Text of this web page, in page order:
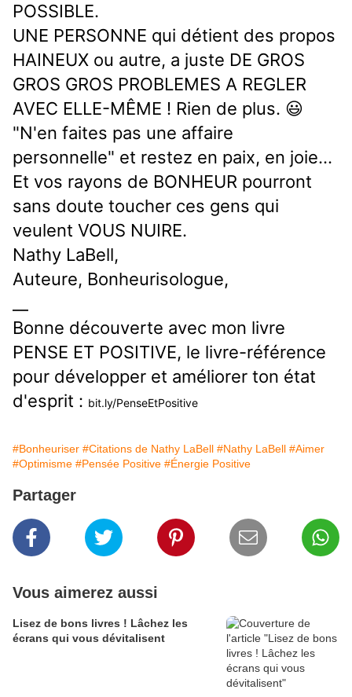
POSSIBLE.
UNE PERSONNE qui détient des propos
HAINEUX ou autre, a juste DE GROS
GROS GROS PROBLEMES A REGLER
AVEC ELLE-MÊME ! Rien de plus. 😃
"N'en faites pas une affaire
personnelle" et restez en paix, en joie...
Et vos rayons de BONHEUR pourront
sans doute toucher ces gens qui
veulent VOUS NUIRE.
Nathy LaBell,
Auteure, Bonheurisologue,
Bonne découverte avec mon livre
PENSE ET POSITIVE, le livre-référence
pour développer et améliorer ton état
d'esprit : bit.ly/PenseEtPositive
#Bonheuriser #Citations de Nathy LaBell #Nathy LaBell #Aimer
#Optimisme #Pensée Positive #Énergie Positive
Partager
Vous aimerez aussi
Lisez de bons livres ! Lâchez les
écrans qui vous dévitalisent